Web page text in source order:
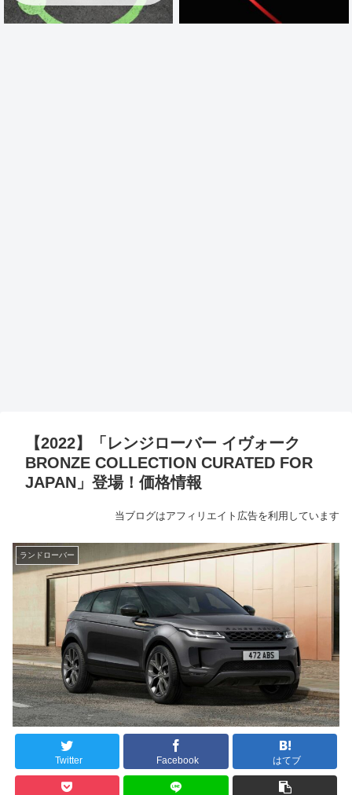
【2022】「レンジローバー イヴォーク
BRONZE COLLECTION CURATED FOR
JAPAN」登場！価格情報
当ブログはアフィリエイト広告を利用しています
ランドローバー
Twitter Facebook はてブ